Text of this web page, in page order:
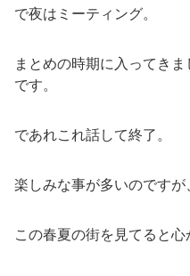
で夜はミーティング。
まとめの時期に入ってき
です。
であれこれ話して終了。
楽しみな事が多いのですが
この春夏の街を見てると心